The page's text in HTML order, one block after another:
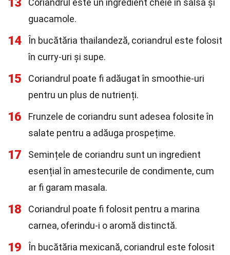
Coriandrul este un ingredient cheie în salsa și
guacamole.
14
În bucătăria thailandeză, coriandrul este folosit
în curry-uri și supe.
15
Coriandrul poate fi adăugat în smoothie-uri
pentru un plus de nutrienți.
16
Frunzele de coriandru sunt adesea folosite în
salate pentru a adăuga prospețime.
17
Semințele de coriandru sunt un ingredient
esențial în amestecurile de condimente, cum
ar fi garam masala.
18
Coriandrul poate fi folosit pentru a marina
carnea, oferindu-i o aromă distinctă.
19
În bucătăria mexicană, coriandrul este folosit